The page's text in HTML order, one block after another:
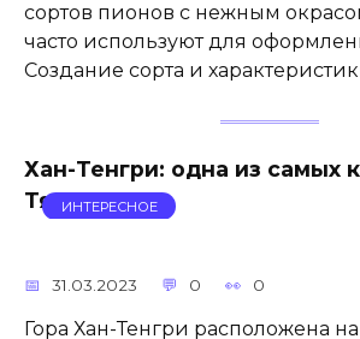
сортов пионов с нежным
часто используют для
Создание сорта и
Хан-Тенгри: одна из самых
Тянь-Шаня
ИНТЕРЕСНОЕ
31.03.2023 0 0
Гора Хан-Тенгри расположена